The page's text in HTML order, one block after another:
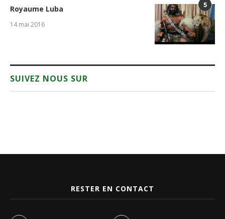
5
Royaume Luba
14 mai 2016
SUIVEZ NOUS SUR
RESTER EN CONTACT